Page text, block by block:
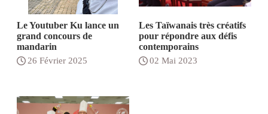
Le Youtuber Ku lance un
grand concours de
mandarin
26 Février 2025
Les Taïwanais très créatifs
pour répondre aux défis
contemporains
02 Mai 2023